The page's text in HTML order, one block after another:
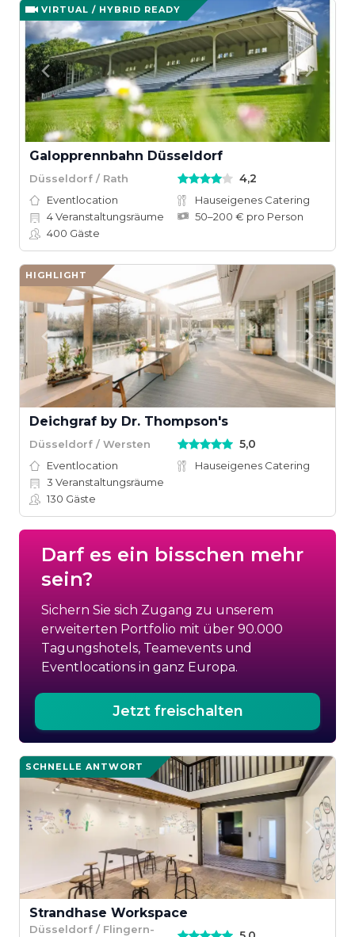
VIRTUAL / HYBRID READY
Galopprennbahn Düsseldorf
Düsseldorf / Rath 4,2
Eventlocation
Hauseigenes Catering
4Veranstaltungsräume
50–200 € pro Person
400 Gäste
HIGHLIGHT
Deichgraf by Dr. Thompson's
Düsseldorf / Wersten 5,0
Eventlocation
Hauseigenes Catering
3 Veranstaltungsräume
130 Gäste
Darf es ein bisschen mehr
sein?
Sichern Sie sich Zugang zu unserem
erweiterten Portfolio mit über 90.000
Tagungshotels, Teamevents und
Eventlocations in ganz Europa.
Jetzt freischalten
SCHNELLE ANTWORT
Strandhase Workspace
Düsseldorf / Flingern-